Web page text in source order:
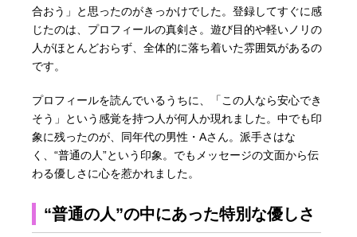
合おう」と思ったのがきっかけでした。登録してすぐに感
じたのは、プロフィールの真剣さ。遊び目的や軽いノリの
人がほとんどおらず、全体的に落ち着いた雰囲気があるの
です。
プロフィールを読んでいるうちに、「この人なら安心でき
そう」という感覚を持つ人が何人か現れました。中でも印
象に残ったのが、同年代の男性・Aさん。派手さはな
く、“普通の人”という印象。でもメッセージの文面から伝
わる優しさに心を惹かれました。
“普通の人”の中にあった特別な優しさ